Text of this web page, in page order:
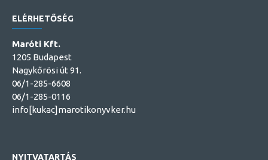
ELÉRHETŐSÉG
Maróti Kft.
1205 Budapest
Nagykőrösi út 91.
06/1-285-6608
06/1-285-0116
info[kukac]marotikonyvker.hu
NYITVATARTÁS